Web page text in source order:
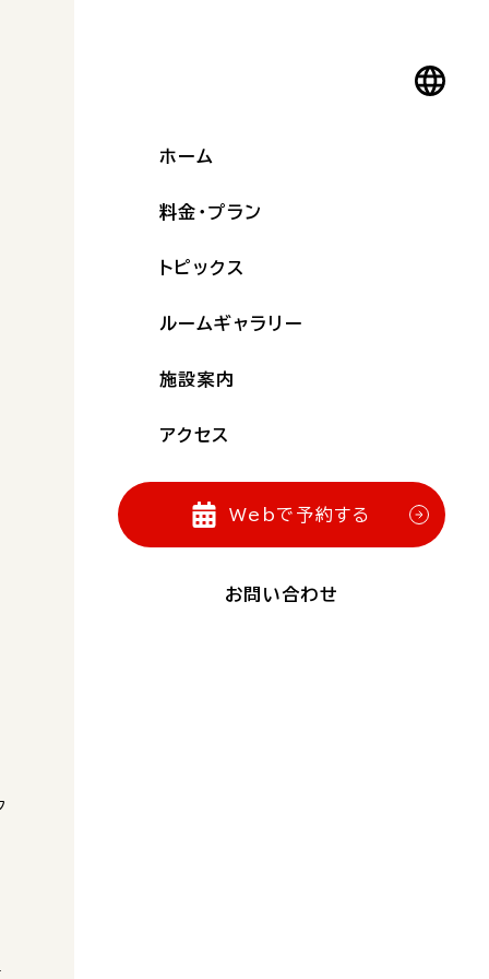
ホーム
料金・プラン
トピックス
ルームギャラリー
施設案内
アクセス
Webで予約する
お問い合わせ